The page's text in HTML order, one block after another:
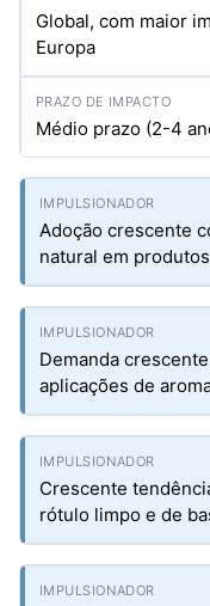
Global, com maior
Europa
Médio prazo (2-4
Adoção crescente
natural em
Demanda
aplicações de
Crescente
rótulo limpo e de